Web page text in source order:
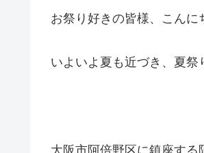
お祭り好きの皆様、こんに
いよいよ夏も近づき、夏祭